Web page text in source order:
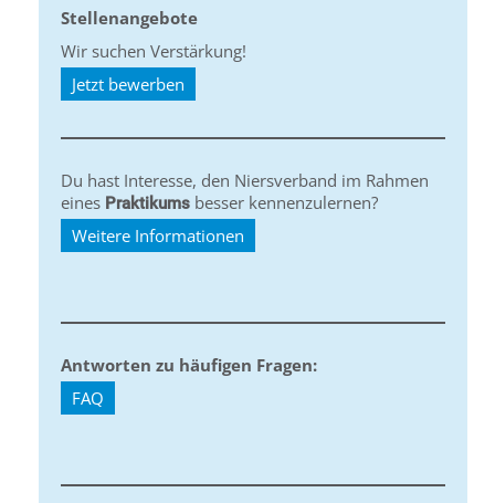
Stellenangebote
Wir suchen Verstärkung!
Jetzt bewerben
Du hast Interesse, den Niersverband im Rahmen
eines Praktikums besser kennenzulernen?
Weitere Informationen
Antworten zu häufigen Fragen:
FAQ